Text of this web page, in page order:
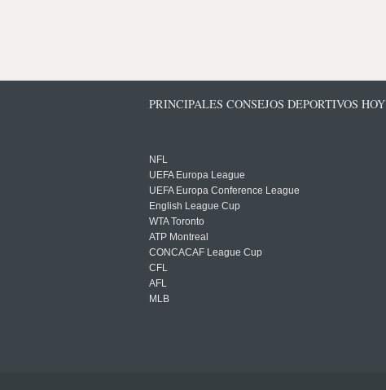
PRINCIPALES CONSEJOS DEPORTIVOS HOY
NFL
UEFA Europa League
UEFA Europa Conference League
English League Cup
WTA Toronto
ATP Montreal
CONCACAF League Cup
CFL
AFL
MLB